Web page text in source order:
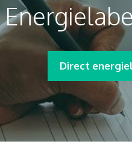
Direct